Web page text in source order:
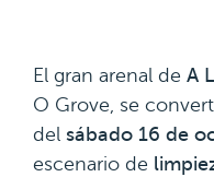
El gran arenal de A
O Grove, se
del sábado 16 de
escenario de